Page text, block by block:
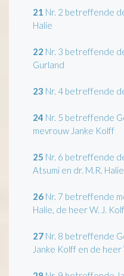
21 Nr. 2 betreffende
Halie
22 Nr. 3 betreffende
Gurland
23 Nr. 4 betreffende
24 Nr. 5 betreffende
mevrouw Janke Kolff
25 Nr. 6 betreffende
Atsumi en dr. M.R. Halie
26 Nr. 7 betreffende
Halie, de heer W. J.
27 Nr. 8 betreffende
Janke Kolff en de heer